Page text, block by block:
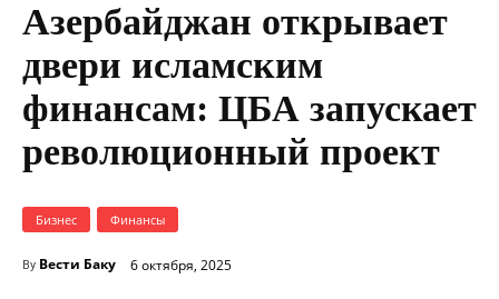
Азербайджан открывает
двери исламским
финансам: ЦБА запускает
революционный проект
Бизнес Финансы
By Вести Баку 6 октября, 2025